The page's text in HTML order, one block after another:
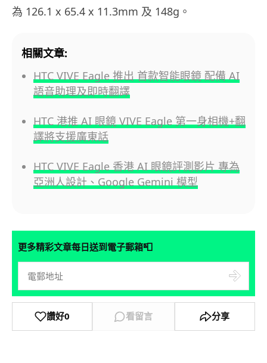
為 126.1 x 65.4 x 11.3mm 及 148g。
相關文章:
HTC VIVE Eagle 推出 首款智能眼鏡 配備 AI
語音助理及即時翻譯
HTC 港推 AI 眼鏡 VIVE Eagle 第一身相機+翻
譯將支援廣東話
HTC VIVE Eagle 香港 AI 眼鏡評測影片 專為
亞洲人設計、Google Gemini 模型
更多精彩文章每日送到電子郵箱📮
讚好0 看留言 分享